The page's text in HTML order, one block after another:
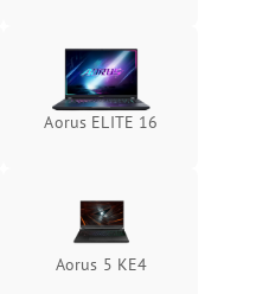
Aorus ELITE 16
Aorus 5 KE4